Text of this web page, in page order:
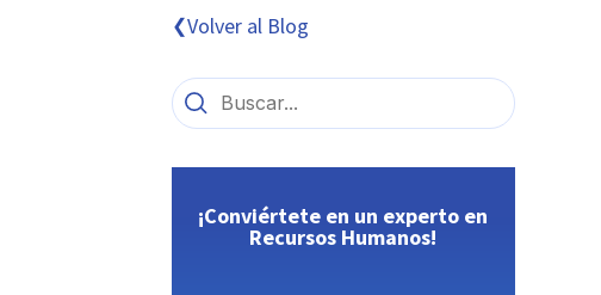
❮Volver al Blog
¡Conviértete en un experto en
Recursos Humanos!